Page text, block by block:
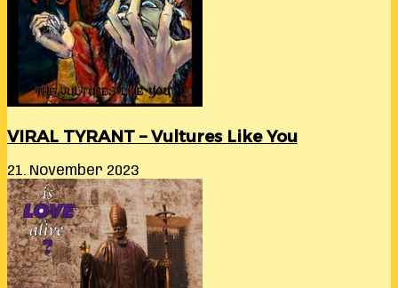
VIRAL TYRANT – Vultures Like You
21. November 2023